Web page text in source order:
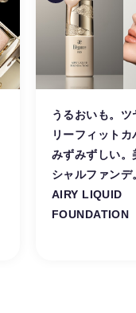
うるおいも。ツ
リーフィットカ
みずみずしい。
シャルファンデ
AIRY LIQUID
FOUNDATION